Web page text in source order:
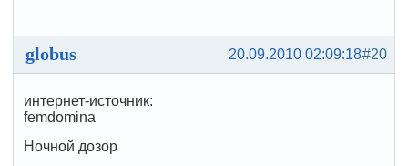
#20
20.09.2010 02:09:18
globus
интернет-источник:
femdomina
Ночной дозор